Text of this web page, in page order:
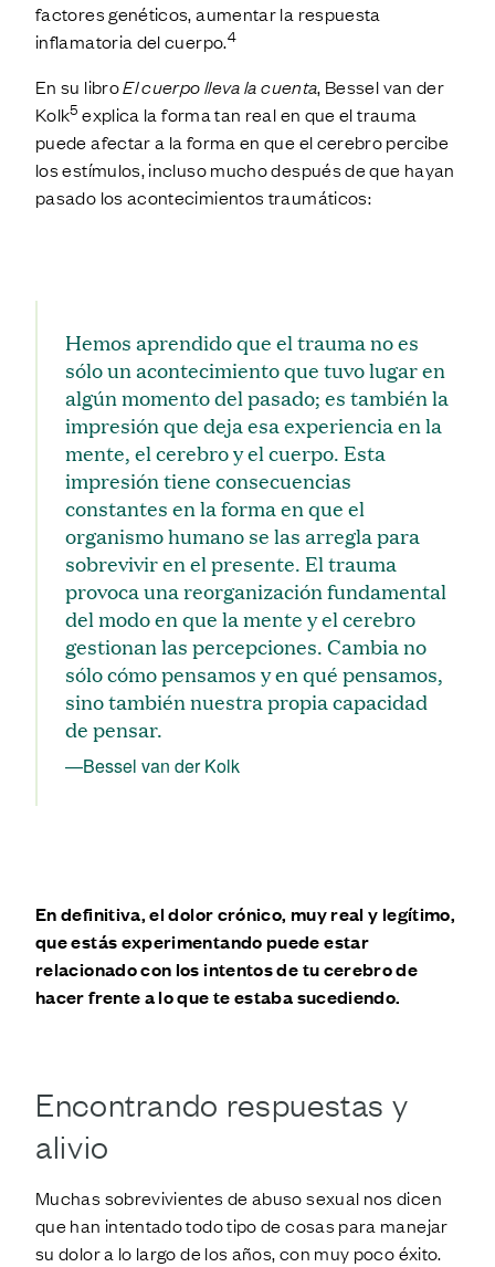
factores genéticos, aumentar la respuesta
inflamatoria del cuerpo.4
En su libroEl cuerpo lleva la cuenta, Bessel van der
Kolk5 explica la forma tan real en que el trauma
puede afectar a la forma en que el cerebro percibe
los estímulos, incluso mucho después de que hayan
pasado los acontecimientos traumáticos:
Hemos aprendido que el trauma no es
sólo un acontecimiento que tuvo lugar en
algún momento del pasado; es también la
impresión que deja esa experiencia en la
mente, el cerebro y el cuerpo. Esta
impresión tiene consecuencias
constantes en la forma en que el
organismo humano se las arregla para
sobrevivir en el presente. El trauma
provoca una reorganización fundamental
del modo en que la mente y el cerebro
gestionan las percepciones. Cambia no
sólo cómo pensamos y en qué pensamos,
sino también nuestra propia capacidad
de pensar.
—Bessel van der Kolk
En definitiva, el dolor crónico, muy real y legítimo,
que estás experimentando puede estar
relacionado con los intentos de tu cerebro de
hacer frente a lo que te estaba sucediendo.
Encontrando respuestas y
alivio
Muchas sobrevivientes de abuso sexual nos dicen
que han intentado todo tipo de cosas para manejar
su dolor a lo largo de los años, con muy poco éxito.